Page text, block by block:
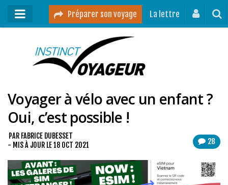
Préparer son voyage La lettre
Mon podcast
Destinations
Mes ressources pour voyager
Guides voyages
Contact
Voyager à vélo avec un enfant ?
Oui, c’est possible !
28
PAR FABRICE DUBESSET
- MIS À JOUR LE18 OCT 2021